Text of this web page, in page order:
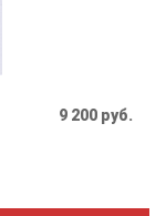
9 200 руб.